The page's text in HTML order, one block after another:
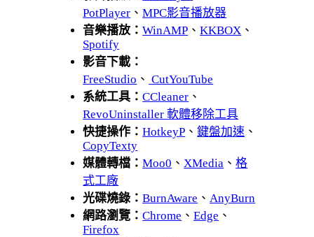
PotPlayer 、MPC影音播放器
音樂播放：WinAMP 、KKBOX 、
Spotify
影音下載：
FreeStudio 、 CutYouTube
系統工具：CCleaner 、
RevoUninstaller 軟體移除工具
快捷操作：HotkeyP 、鍵盤加速 、
CopyTexty
媒體轉檔：Moo0 、 XMedia 、格
式工廠
光碟燒錄：BurnAware 、 AnyBurn
網路瀏覽：Chrome 、Edge 、
Firefox